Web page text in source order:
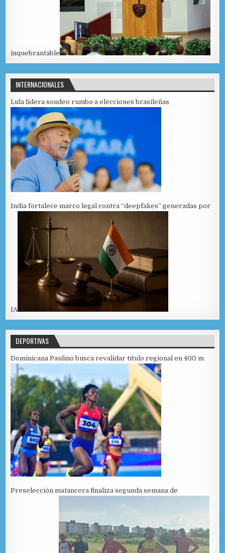
inquebrantable
INTERNACIONALES
Lula lidera sondeo rumbo a elecciones brasileñas
India fortalece marco legal contra “deepfakes” generadas por
IA
DEPORTIVAS
Dominicana Paulino busca revalidar título regional en 400 m
Preselección matancera finaliza segunda semana de